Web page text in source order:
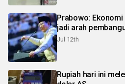
Prabowo:
jadi arah
Jul 12th
Rupiah hari ini